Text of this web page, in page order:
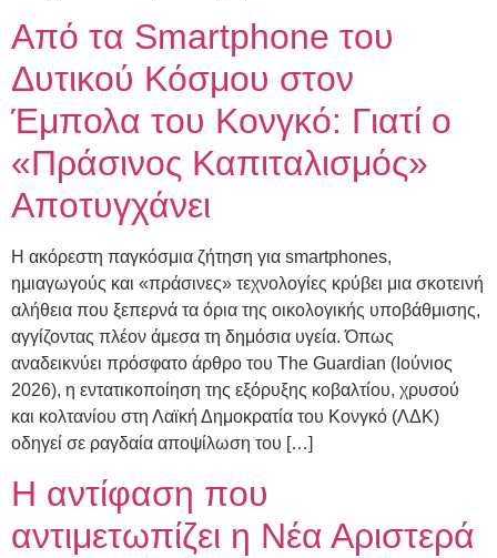
Από τα Smartphone του
Δυτικού Κόσμου στον
Έμπολα του Κονγκό: Γιατί ο
«Πράσινος Καπιταλισμός»
Αποτυγχάνει
Η ακόρεστη παγκόσμια ζήτηση για smartphones,
ημιαγωγούς και «πράσινες» τεχνολογίες κρύβει μια σκοτεινή
αλήθεια που ξεπερνά τα όρια της οικολογικής υποβάθμισης,
αγγίζοντας πλέον άμεσα τη δημόσια υγεία. Όπως
αναδεικνύει πρόσφατο άρθρο του The Guardian (Ιούνιος
2026), η εντατικοποίηση της εξόρυξης κοβαλτίου, χρυσού
και κολτανίου στη Λαϊκή Δημοκρατία του Κονγκό (ΛΔΚ)
οδηγεί σε ραγδαία αποψίλωση του […]
Η αντίφαση που
αντιμετωπίζει η Νέα Αριστερά